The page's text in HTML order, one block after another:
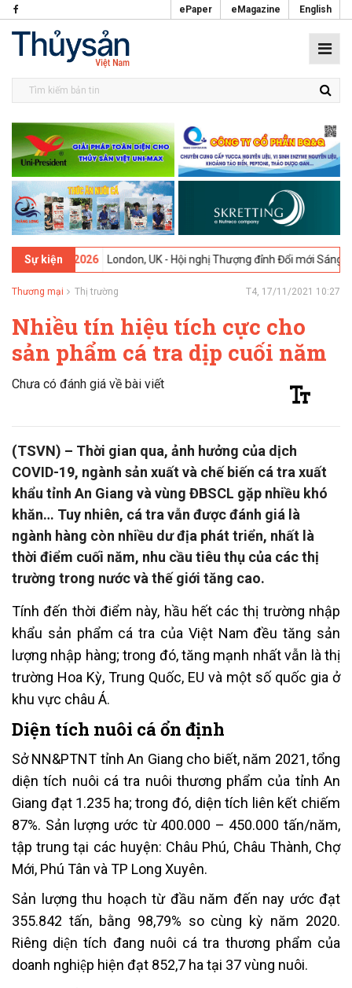
ePaper eMagazine English
Sự kiện
02-2026 London, UK - Hội nghị Thượng đỉnh Đổi mới Sáng tạo
Thương mại Thị trường T4, 17/11/2021 10:27
Nhiều tín hiệu tích cực cho
sản phẩm cá tra dịp cuối năm
Chưa có đánh giá về bài viết
(TSVN) – Thời gian qua, ảnh hưởng của dịch
COVID-19, ngành sản xuất và chế biến cá tra xuất
khẩu tỉnh An Giang và vùng ĐBSCL gặp nhiều khó
khăn… Tuy nhiên, cá tra vẫn được đánh giá là
ngành hàng còn nhiều dư địa phát triển, nhất là
thời điểm cuối năm, nhu cầu tiêu thụ của các thị
trường trong nước và thế giới tăng cao.
Tính đến thời điểm này, hầu hết các thị trường nhập
khẩu sản phẩm cá tra của Việt Nam đều tăng sản
lượng nhập hàng; trong đó, tăng mạnh nhất vẫn là thị
trường Hoa Kỳ, Trung Quốc, EU và một số quốc gia ở
khu vực châu Á.
Diện tích nuôi cá ổn định
Sở NN&PTNT tỉnh An Giang cho biết, năm 2021, tổng
diện tích nuôi cá tra nuôi thương phẩm của tỉnh An
Giang đạt 1.235 ha; trong đó, diện tích liên kết chiếm
87%. Sản lượng ước từ 400.000 – 450.000 tấn/năm,
tập trung tại các huyện: Châu Phú, Châu Thành, Chợ
Mới, Phú Tân và TP Long Xuyên.
Sản lượng thu hoạch từ đầu năm đến nay ước đạt
355.842 tấn, bằng 98,79% so cùng kỳ năm 2020.
Riêng diện tích đang nuôi cá tra thương phẩm của
doanh nghiệp hiện đạt 852,7 ha tại 37 vùng nuôi.